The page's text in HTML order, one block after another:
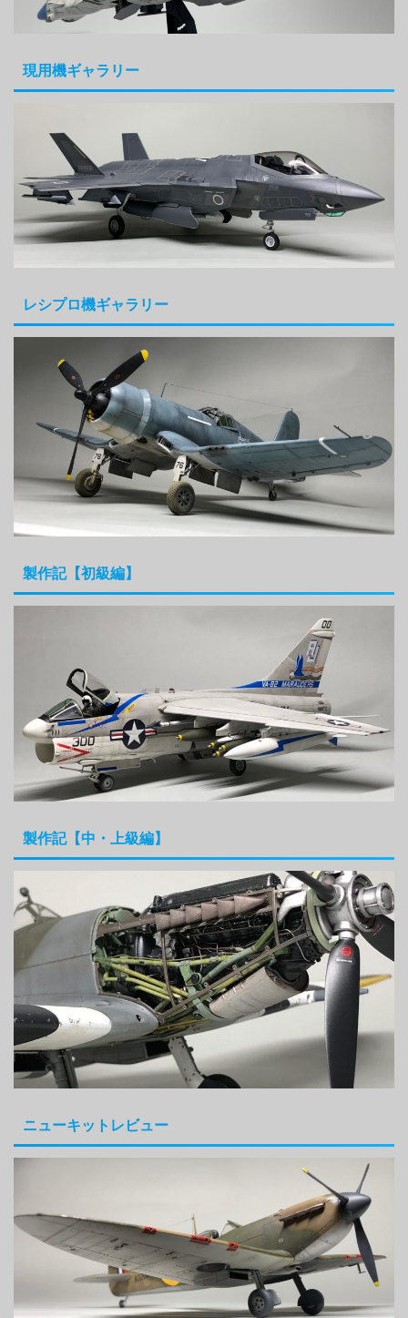
現用機ギャラリー
レシプロ機ギャラリー
製作記【初級編】
製作記【中・上級編】
ニューキットレビュー